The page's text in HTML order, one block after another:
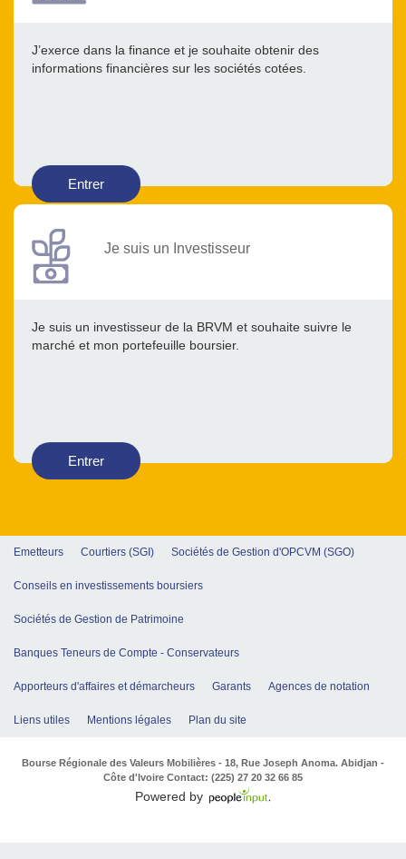
J’exerce dans la finance et je souhaite obtenir des
informations financières sur les sociétés cotées.
Entrer
Je suis un Investisseur
Je suis un investisseur de la BRVM et souhaite suivre le
marché et mon portefeuille boursier.
Entrer
Emetteurs Courtiers (SGI) Sociétés de Gestion d'OPCVM (SGO)
Conseils en investissements boursiers
Sociétés de Gestion de Patrimoine
Banques Teneurs de Compte - Conservateurs
Apporteurs d'affaires et démarcheurs Garants Agences de notation
Liens utiles Mentions légales Plan du site
Bourse Régionale des Valeurs Mobilières - 18, Rue Joseph Anoma. Abidjan -
Côte d'Ivoire Contact: (225) 27 20 32 66 85
Powered by